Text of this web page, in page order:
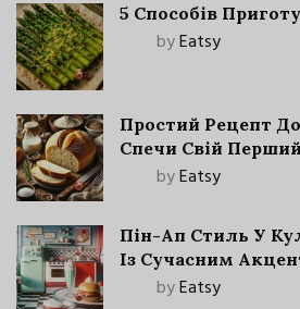
5 Способів
byEatsy
Простий Рецепт
Спечи Свій
byEatsy
Пін-Ап Стиль У
Із Сучасним
byEatsy